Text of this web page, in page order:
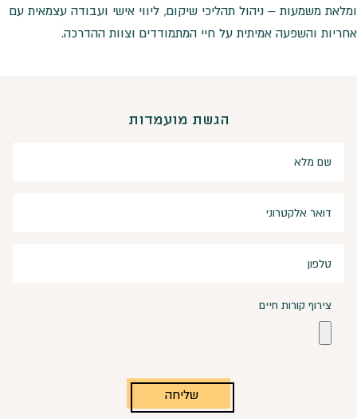
ומלאת משמעות – ניהול תהליכי שיקום, ליווי אישי ועבודה עצמאית עם
אחריות והשפעה אמיתית על חיי המתמודדים וצוות ההדרכה.
הגשת מועמדות
צירוף קורות חיים
שליחה